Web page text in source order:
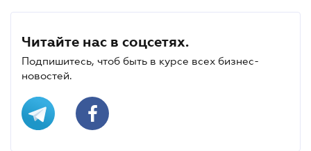
Читайте нас в соцсетях.
Подпишитесь, чтоб быть в курсе всех бизнес-
новостей.